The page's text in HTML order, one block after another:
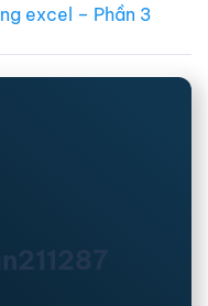
excel – Phần 3